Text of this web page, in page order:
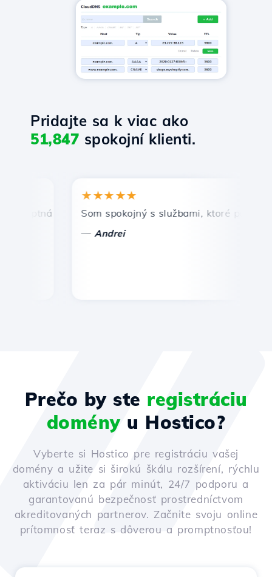
Pridajte sa k viac ako
51,847 spokojní klienti.
a efektívna technická podpora.
★★★★★
Som spokojný s službami, ktoré ponúka
Andrei
Prečo by ste registráciu
doményu Hostico?
Vyberte si Hostico pre registráciu vašej
domény a užite si širokú škálu rozšírení, rýchlu
aktiváciu len za pár minút, 24/7 podporu a
garantovanú bezpečnosť prostredníctvom
akreditovaných partnerov. Začnite svoju online
prítomnosť teraz s dôverou a promptnosťou!